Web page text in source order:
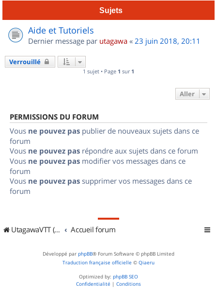
Sujets
Aide et Tutoriels
Dernier message par utagawa « 23 juin 2018, 20:11
Verrouillé
1 sujet • Page 1 sur 1
Aller
PERMISSIONS DU FORUM
Vous ne pouvez pas publier de nouveaux sujets dans ce
forum
Vous ne pouvez pas répondre aux sujets dans ce forum
Vous ne pouvez pas modifier vos messages dans ce
forum
Vous ne pouvez pas supprimer vos messages dans ce
forum
UtagawaVTT (Randos VTT et VTTAE avec traces GPS) Accueil forum
Développé par phpBB® Forum Software © phpBB Limited
Traduction française officielle © Qiaeru
Optimized by: phpBB SEO
Confidentialité | Conditions